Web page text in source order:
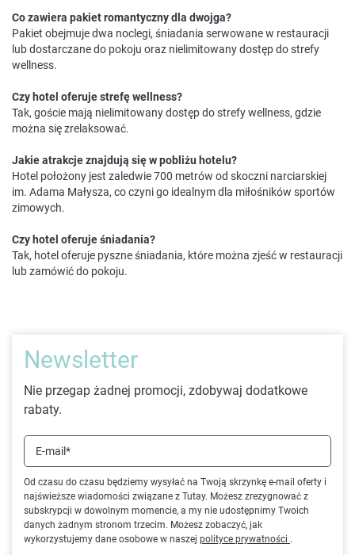
Co zawiera pakiet romantyczny dla dwojga?
Pakiet obejmuje dwa noclegi, śniadania serwowane w restauracji
lub dostarczane do pokoju oraz nielimitowany dostęp do strefy
wellness.
Czy hotel oferuje strefę wellness?
Tak, goście mają nielimitowany dostęp do strefy wellness, gdzie
można się zrelaksować.
Jakie atrakcje znajdują się w pobliżu hotelu?
Hotel położony jest zaledwie 700 metrów od skoczni narciarskiej
im. Adama Małysza, co czyni go idealnym dla miłośników sportów
zimowych.
Czy hotel oferuje śniadania?
Tak, hotel oferuje pyszne śniadania, które można zjeść w restauracji
lub zamówić do pokoju.
Newsletter
Nie przegap żadnej promocji, zdobywaj dodatkowe
rabaty.
Od czasu do czasu będziemy wysyłać na Twoją skrzynkę e-mail oferty i
najświeższe wiadomości związane z Tutay. Możesz zrezygnować z
subskrypcji w dowolnym momencie, a my nie udostępnimy Twoich
danych żadnym stronom trzecim. Możesz zobaczyć, jak
wykorzystujemy dane osobowe w naszej polityce prywatności .
E-mail*